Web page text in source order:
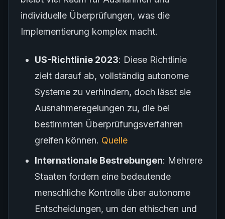
individuelle Überprüfungen, was die
Implementierung komplex macht.
US-Richtlinie 2023: Diese Richtlinie
zielt darauf ab, vollständig autonome
Systeme zu verhindern, doch lässt sie
Ausnahmeregelungen zu, die bei
bestimmten Überprüfungsverfahren
greifen können. Quelle
Internationale Bestrebungen: Mehrere
Staaten fordern eine bedeutende
menschliche Kontrolle über autonome
Entscheidungen, um den ethischen und